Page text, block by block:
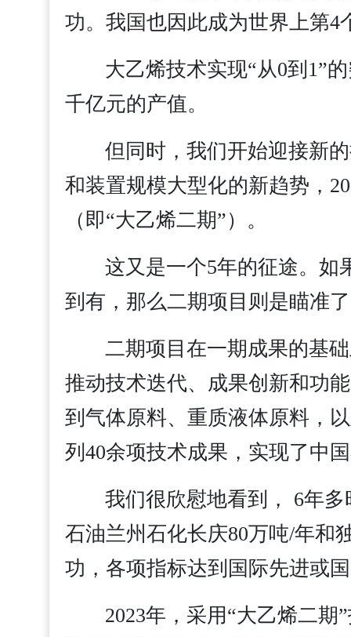
功。我国也因此成为世界上第4
大乙烯技术实现“从0到1”
千亿元的产值。
但同时，我们开始迎接新
和装置规模大型化的新趋势，
（即“大乙烯二期”）。
这又是一个5年的征途。如
到有，那么二期项目则是瞄准
二期项目在一期成果的基
推动技术迭代、成果创新和功
到气体原料、重质液体原料，
列40余项技术成果，实现了中
我们很欣慰地看到， 6年
石油兰州石化长庆80万吨/年和
功，各项指标达到国际先进或
2023年，采用“大乙烯二